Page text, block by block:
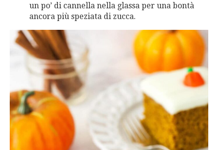
un po’ di cannella nella glassa per una bontà
ancora più speziata di zucca.